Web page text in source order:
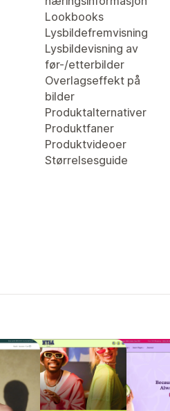
Lookbooks
Lysbildefremvisning
Lysbildevisning av
før-/etterbilder
Overlagseffekt på
bilder
Produktalternativer
Produktfaner
Produktvideoer
Størrelsesguide